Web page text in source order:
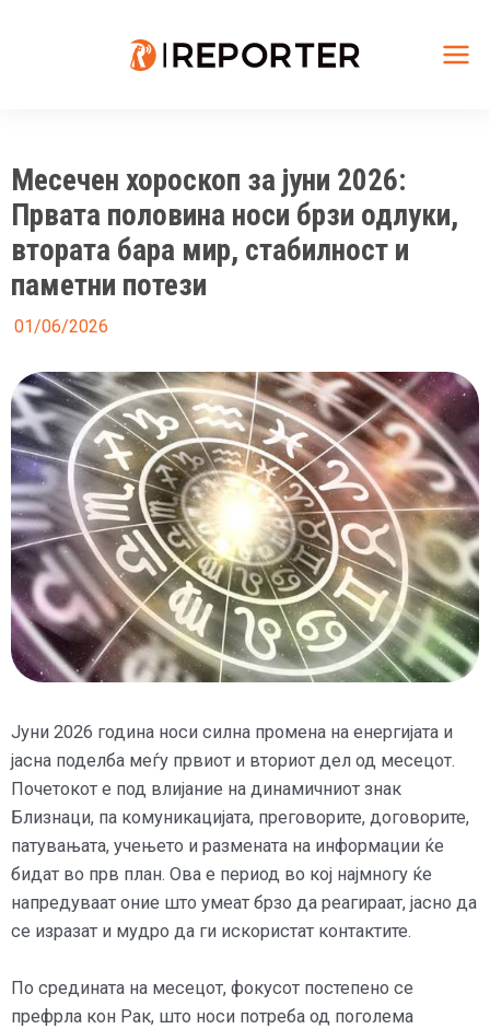
Месечен хороскоп за јуни 2026:
Првата половина носи брзи одлуки,
втората бара мир, стабилност и
паметни потези
01/06/2026
Јуни 2026 година носи силна промена на енергијата и
јасна поделба меѓу првиот и вториот дел од месецот.
Почетокот е под влијание на динамичниот знак
Близнаци, па комуникацијата, преговорите, договорите,
патувањата, учењето и размената на информации ќе
бидат во прв план. Ова е период во кој најмногу ќе
напредуваат оние што умеат брзо да реагираат, јасно да
се изразат и мудро да ги искористат контактите.
По средината на месецот, фокусот постепено се
префрла кон Рак, што носи потреба од поголема